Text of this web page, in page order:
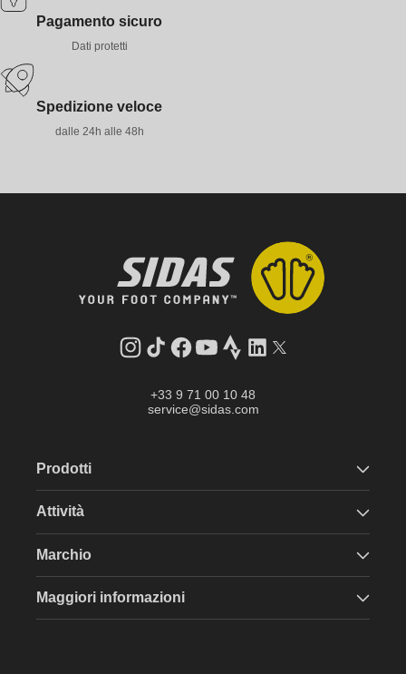
Pagamento sicuro
Dati protetti
Spedizione veloce
dalle 24h alle 48h
Instagram
TikTokFacebook
YouTube
StravaLinkedInTwitter
+33 9 71 00 10 48
service@sidas.com
Prodotti
Attività
Marchio
Maggiori informazioni